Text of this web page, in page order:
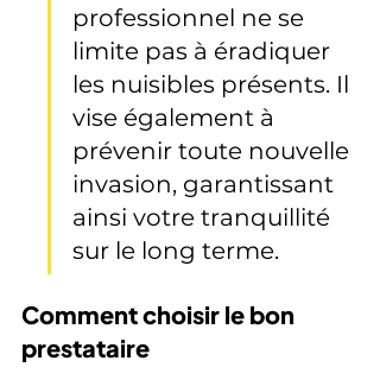
professionnel ne se
limite pas à éradiquer
les nuisibles présents. Il
vise également à
prévenir toute nouvelle
invasion, garantissant
ainsi votre tranquillité
sur le long terme.
Comment choisir le bon
prestataire